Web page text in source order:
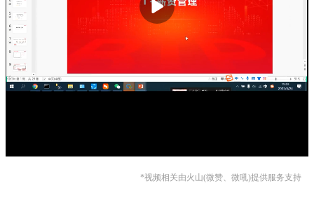
*视频相关由火山(微赞、微吼)提供服务支持